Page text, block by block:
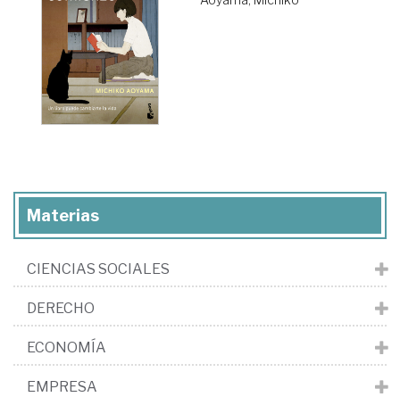
Materias
CIENCIAS SOCIALES
DERECHO
ECONOMÍA
EMPRESA